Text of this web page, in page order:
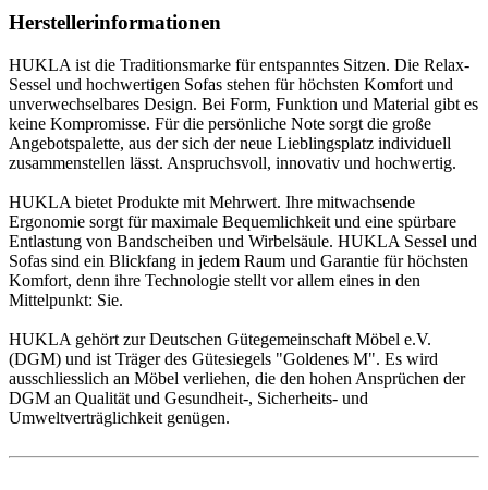
Herstellerinformationen
HUKLA ist die Traditionsmarke für entspanntes Sitzen. Die Relax-
Sessel und hochwertigen Sofas stehen für höchsten Komfort und
unverwechselbares Design. Bei Form, Funktion und Material gibt es
keine Kompromisse. Für die persönliche Note sorgt die große
Angebotspalette, aus der sich der neue Lieblingsplatz individuell
zusammenstellen lässt. Anspruchsvoll, innovativ und hochwertig.
HUKLA bietet Produkte mit Mehrwert. Ihre mitwachsende
Ergonomie sorgt für maximale Bequemlichkeit und eine spürbare
Entlastung von Bandscheiben und Wirbelsäule. HUKLA Sessel und
Sofas sind ein Blickfang in jedem Raum und Garantie für höchsten
Komfort, denn ihre Technologie stellt vor allem eines in den
Mittelpunkt: Sie.
HUKLA gehört zur Deutschen Gütegemeinschaft Möbel e.V.
(DGM) und ist Träger des Gütesiegels "Goldenes M". Es wird
ausschliesslich an Möbel verliehen, die den hohen Ansprüchen der
DGM an Qualität und Gesundheit-, Sicherheits- und
Umweltverträglichkeit genügen.